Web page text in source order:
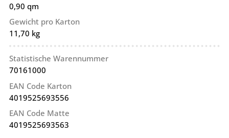
0,90 qm
Gewicht pro Karton
11,70 kg
Statistische Warennummer
70161000
EAN Code Karton
4019525693556
EAN Code Matte
4019525693563